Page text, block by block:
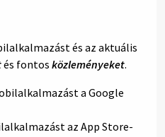
és az aktuális
és fontos közleményeket.